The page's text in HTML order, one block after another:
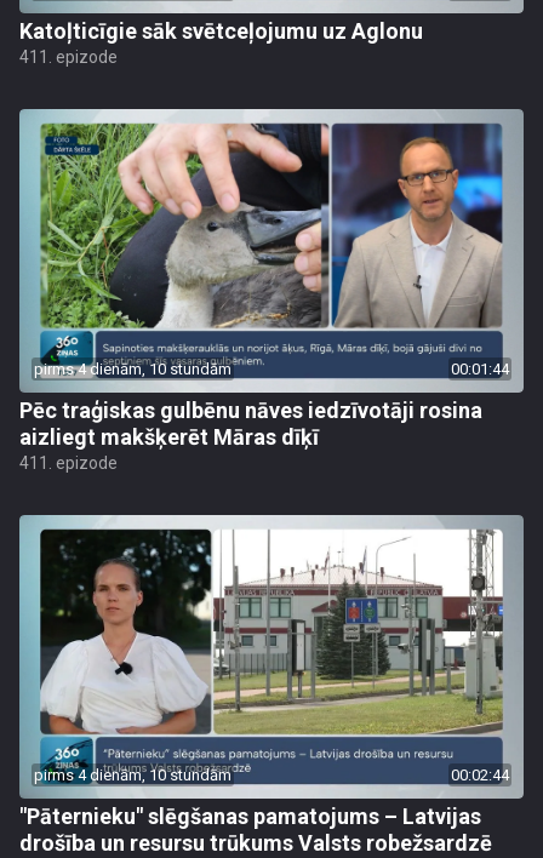
Katoļticīgie sāk svētceļojumu uz Aglonu
411. epizode
pirms 4 dienām, 10 stundām 00:01:44
Pēc traģiskas gulbēnu nāves iedzīvotāji rosina
aizliegt makšķerēt Māras dīķī
411. epizode
pirms 4 dienām, 10 stundām 00:02:44
"Pāternieku" slēgšanas pamatojums – Latvijas
drošība un resursu trūkums Valsts robežsardzē